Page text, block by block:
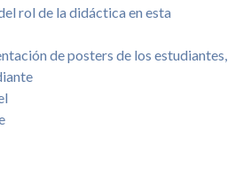
rol de la didáctica en esta
de posters de los estudiantes,